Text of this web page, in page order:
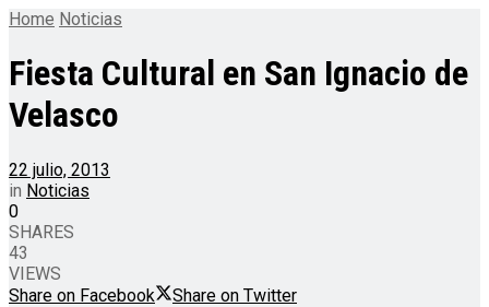
Home Noticias
Fiesta Cultural en San Ignacio de
Velasco
22 julio, 2013
in Noticias
0
SHARES
43
VIEWS
Share on Facebook
Share on Twitter